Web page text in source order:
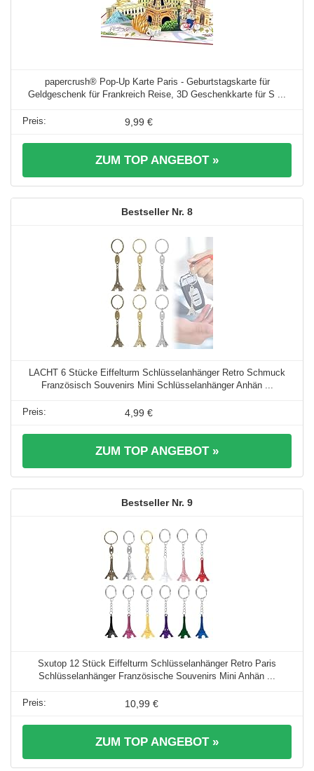
papercrush® Pop-Up Karte Paris - Geburtstagskarte für
Geldgeschenk für Frankreich Reise, 3D Geschenkkarte für S ...
9,99 €
ZUM TOP ANGEBOT »
8
LACHT 6 Stücke Eiffelturm Schlüsselanhänger Retro Schmuck
Französisch Souvenirs Mini Schlüsselanhänger Anhän ...
4,99 €
ZUM TOP ANGEBOT »
9
Sxutop 12 Stück Eiffelturm Schlüsselanhänger Retro Paris
Schlüsselanhänger Französische Souvenirs Mini Anhän ...
10,99 €
ZUM TOP ANGEBOT »